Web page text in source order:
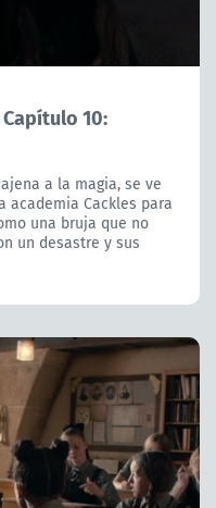
10:
a la magia, se ve
Cackles para
una bruja que no
un desastre y sus